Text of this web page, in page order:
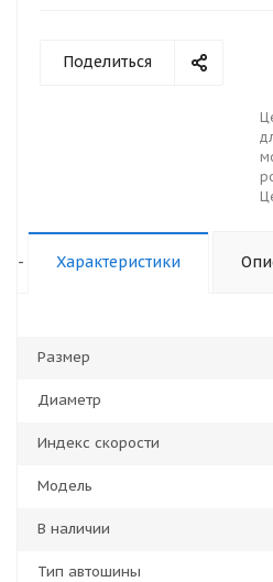
Поделиться
- Характеристики
Размер
Диаметр
Индекс скорости
Модель
В наличии
Тип автошины